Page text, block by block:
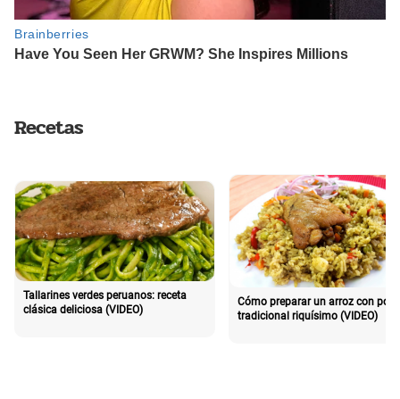
Recetas
Tallarines verdes peruanos: receta
clásica deliciosa (VIDEO)
Cómo preparar un arroz con pollo
tradicional riquísimo (VIDEO)